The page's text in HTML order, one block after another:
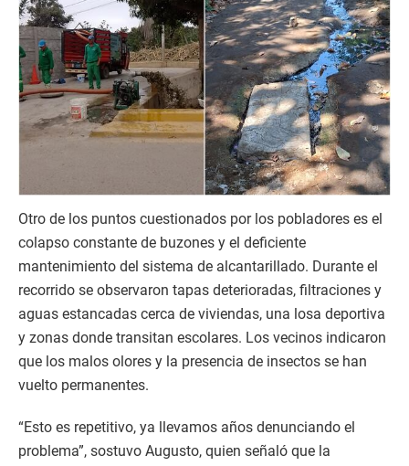
Otro de los puntos cuestionados por los pobladores es el
colapso constante de buzones y el deficiente
mantenimiento del sistema de alcantarillado. Durante el
recorrido se observaron tapas deterioradas, filtraciones y
aguas estancadas cerca de viviendas, una losa deportiva
y zonas donde transitan escolares. Los vecinos indicaron
que los malos olores y la presencia de insectos se han
vuelto permanentes.
“Esto es repetitivo, ya llevamos años denunciando el
problema”, sostuvo Augusto, quien señaló que la